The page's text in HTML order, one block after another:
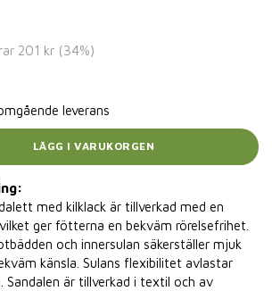
201 kr (34%)
leverans
LÄGG I VARUKORGEN
med kilklack är tillverkad med en
ger fötterna en bekväm rörelsefrihet.
och innersulan säkerställer mjuk
känsla. Sulans flexibilitet avlastar
Sandalen är tillverkad i textil och av